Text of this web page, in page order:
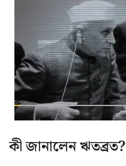
কী জানালেন ঋতব্রত?